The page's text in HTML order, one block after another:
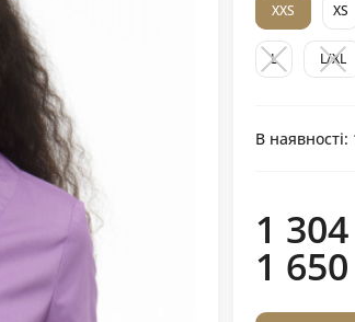
XXS XS
L L/XL
В наявності:
1 304
1 650